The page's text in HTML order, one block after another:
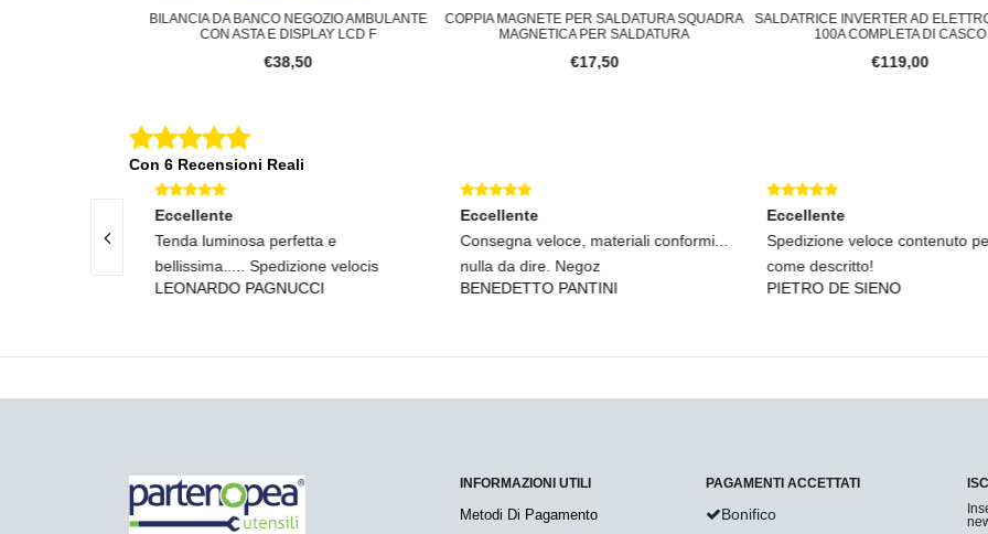
BILANCIA DA BANCO NEGOZIO AMBULANTE
CON ASTA E DISPLAY LCD F
€38,50
COPPIA MAGNETE PER SALDATURA SQUADRA
MAGNETICA PER SALDATURA
€17,50
SALDATRICE INVERTER AD
100A COMPLETA DI CASCO
€119,00
Con 6 Recensioni Reali
Eccellente
Tenda luminosa perfetta e
bellissima..... Spedizione velocis
LEONARDO PAGNUCCI
Eccellente
Consegna veloce, materiali conformi...
nulla da dire. Negoz
BENEDETTO PANTINI
Eccellente
Spedizione veloce contenuto
come descritto!
PIETRO DE SIENO
INFORMAZIONI UTILI
Metodi Di Pagamento
PAGAMENTI ACCETTATI
Bonifico